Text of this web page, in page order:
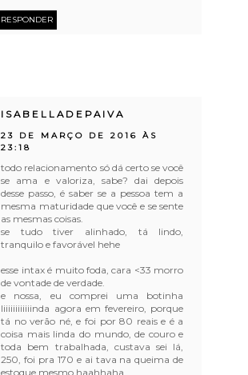
RESPONDER
ISABELLADEPAIVA
23 DE MARÇO DE 2016 ÀS
23:18
todo relacionamento só dá certo se você
se ama e valoriza, sabe? dai depois
desse passo, é saber se a pessoa tem a
mesma maturidade que você e se sente
as mesmas coisas.
se tudo tiver alinhado, tá lindo,
tranquilo e favorável hehe
esse intax é muito foda, cara <33 morro
de vontade de verdade.
e nossa, eu comprei uma botinha
liiiiiiiiiiiinda agora em fevereiro, porque
tá no verão né, e foi por 80 reais e é a
coisa mais linda do mundo, de couro e
toda bem trabalhada, custava sei lá,
250, foi pra 170 e ai tava na queima de
estoque mesmo haahhaha